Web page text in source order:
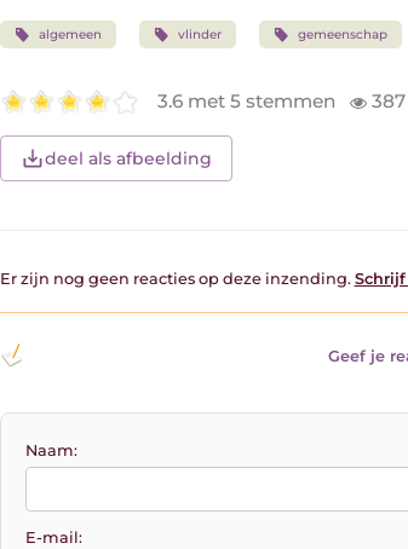
algemeen vlinder gemeenschap
3.6 met 5 stemmen 387
deel als afbeelding
Er zijn nog geen reacties op deze inzending.
Geef je
Naam:
E-mail: